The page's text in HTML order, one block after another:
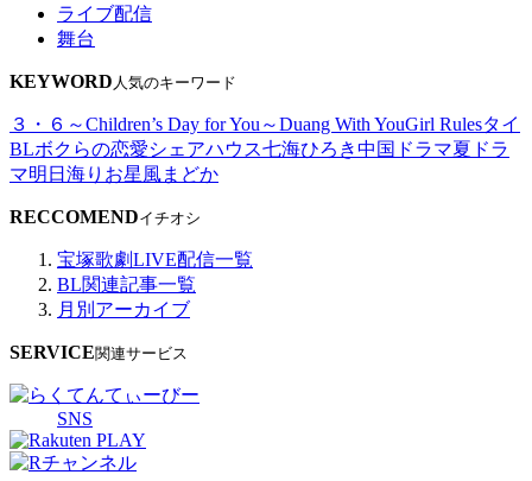
ライブ配信
舞台
KEYWORD 人気のキーワード
３・６～Children’s Day for You～Duang With YouGirl Rulesタイ
BLボクらの恋愛シェアハウス七海ひろき中国ドラマ夏ドラ
マ明日海りお星風まどか
RECCOMENDイチオシ
宝塚歌劇LIVE配信一覧
BL関連記事一覧
月別アーカイブ
SERVICE関連サービス
SNS